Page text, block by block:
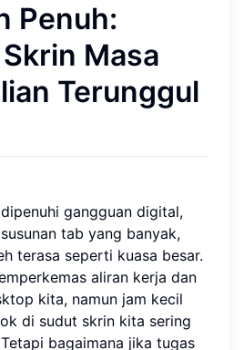
Penuh:
Masa
Terunggul
gangguan digital,
tab yang banyak,
terasa seperti kuasa besar.
aliran kerja dan
kita, namun jam kecil
di sudut skrin kita sering
bagaimana jika tugas